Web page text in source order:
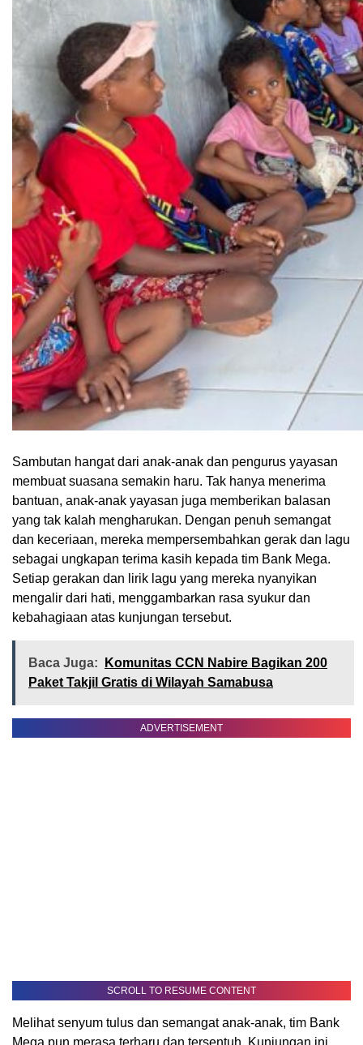
Sambutan hangat dari anak-anak dan pengurus yayasan
membuat suasana semakin haru. Tak hanya menerima
bantuan, anak-anak yayasan juga memberikan balasan
yang tak kalah mengharukan. Dengan penuh semangat
dan keceriaan, mereka mempersembahkan gerak dan lagu
sebagai ungkapan terima kasih kepada tim Bank Mega.
Setiap gerakan dan lirik lagu yang mereka nyanyikan
mengalir dari hati, menggambarkan rasa syukur dan
kebahagiaan atas kunjungan tersebut.
Baca Juga:
Komunitas CCN Nabire Bagikan 200
Paket Takjil Gratis di Wilayah Samabusa
ADVERTISEMENT
SCROLL TO RESUME CONTENT
Melihat senyum tulus dan semangat anak-anak, tim Bank